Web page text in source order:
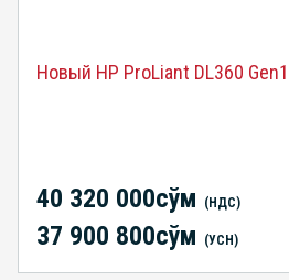
Новый HP ProLiant DL360
40 320 000сўм (НДС)
37 900 800сўм (УСН)